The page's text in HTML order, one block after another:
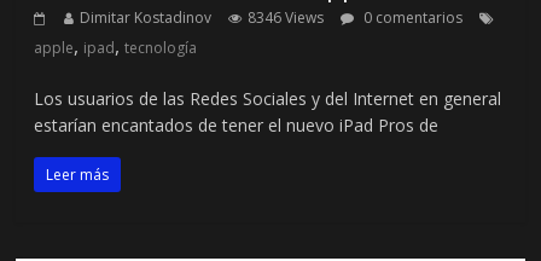
Dimitar Kostadinov 8346 Views
0 comentarios
apple, ipad,tecnología
Los usuarios de las Redes Sociales y del Internet en general
estarían encantados de tener el nuevo iPad Pros de
Leer más